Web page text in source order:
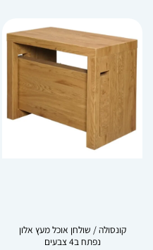
קונסולה / שולחן אוכל מעץ אלון
נפתח ב4 צבעים